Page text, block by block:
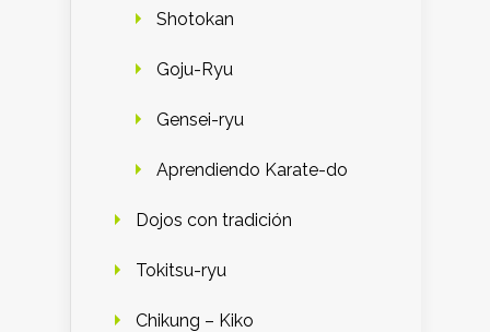
Shotokan
Goju-Ryu
Gensei-ryu
Aprendiendo Karate-do
Dojos con tradición
Tokitsu-ryu
Chikung – Kiko